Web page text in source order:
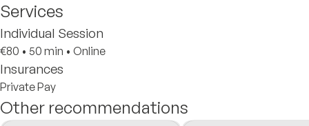
Services
Individual Session
€80 • 50 min • Online
Insurances
Private Pay
Other recommendations